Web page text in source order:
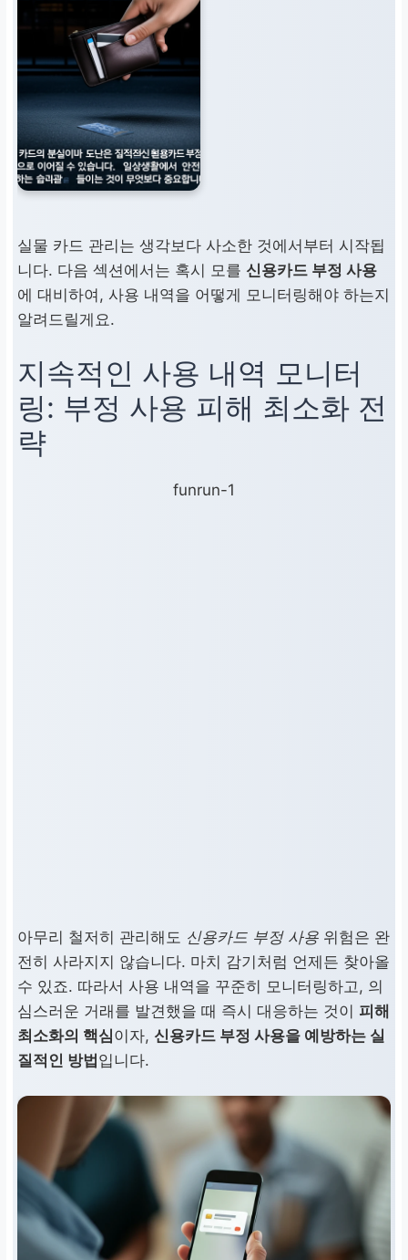
실물 카드 관리는 생각보다 사소한 것에서부터 시작됩
니다. 다음 섹션에서는 혹시 모를 신용카드 부정 사용
에 대비하여, 사용 내역을 어떻게 모니터링해야 하는지
알려드릴게요.
지속적인 사용 내역 모니터
링: 부정 사용 피해 최소화 전
략
funrun-1
아무리 철저히 관리해도 신용카드 부정 사용 위험은 완
전히 사라지지 않습니다. 마치 감기처럼 언제든 찾아올
수 있죠. 따라서 사용 내역을 꾸준히 모니터링하고, 의
심스러운 거래를 발견했을 때 즉시 대응하는 것이 피해
최소화의 핵심이자, 신용카드 부정 사용을 예방하는 실
질적인 방법입니다.